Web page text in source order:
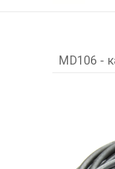
MD106 -